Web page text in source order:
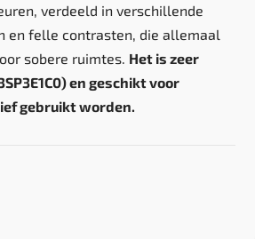
verdeeld in verschillende
en felle contrasten, die allemaal
sobere ruimtes. Het is zeer
en geschikt voor
gebruikt worden.